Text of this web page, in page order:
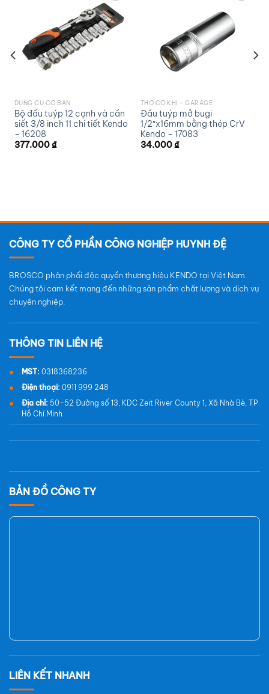
Add to
wishlist
DỤNG CỤ CƠ BẢN
Bộ đầu tuýp 12 cạnh và cần
siết 3/8 inch 11 chi tiết Kendo
– 16208
377.000₫
wishlist
THỢ CƠ KHÍ - GARAGE
Đầu tuýp mở bugi
1/2″x16mm bằng thép CrV
Kendo – 17083
34.000₫
BẢN ĐỒ CÔNG TY
CÔNG TY CỔ PHẦN CÔNG NGHIỆP HUYNH ĐỆ
BROSCO phân phối độc quyền thương hiệu KENDO tại Việt Nam.
Chúng tôi cam kết mang đến những sản phẩm chất lượng và dịch vụ
chuyên nghiệp.
MST: 0318368236
Điện thoại: 0911 999 248
Địa chỉ: 50–52 Đường số 13, KDC Zeit River County 1, Xã Nhà Bè, TP.
Hồ Chí Minh